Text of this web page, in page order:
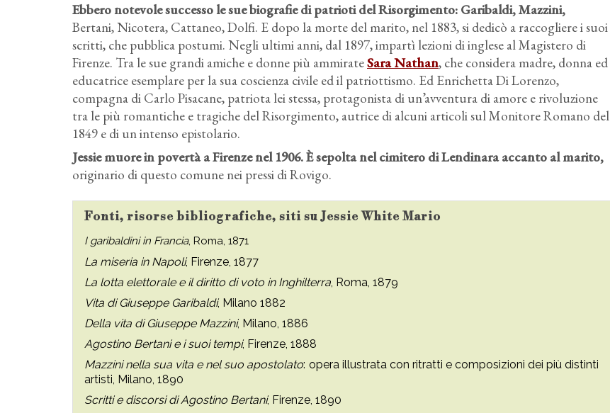
Ebbero notevole successo le sue biografie di patrioti del Risorgimento: Garibaldi, Mazzini,
Bertani, Nicotera, Cattaneo, Dolfi. E dopo la morte del marito, nel 1883, si dedicò a raccogliere i suoi
scritti, che pubblica postumi. Negli ultimi anni, dal 1897, impartì lezioni di inglese al Magistero di
Firenze. Tra le sue grandi amiche e donne più ammirateSara Nathan, che considera madre, donna ed
educatrice esemplare per la sua coscienza civile ed il patriottismo. Ed Enrichetta Di Lorenzo,
compagna di Carlo Pisacane, patriota lei stessa, protagonista di un’avventura di amore e rivoluzione
tra le più romantiche e tragiche del Risorgimento, autrice di alcuni articoli sul Monitore Romano del
1849 e di un intenso epistolario.
Jessie muore in povertà a Firenze nel 1906. È sepolta nel cimitero di Lendinara accanto al marito,
originario di questo comune nei pressi di Rovigo.
Fonti, risorse bibliografiche, siti su Jessie White Mario
I garibaldini in Francia, Roma, 1871
La miseria in Napoli, Firenze, 1877
La lotta elettorale e il diritto di voto in Inghilterra, Roma, 1879
Vita di Giuseppe Garibaldi, Milano 1882
Della vita di Giuseppe Mazzini, Milano, 1886
Agostino Bertani e i suoi tempi, Firenze, 1888
Mazzini nella sua vita e nel suo apostolato: opera illustrata con ritratti e composizioni dei più distinti
artisti, Milano, 1890
Scritti e discorsi di Agostino Bertani, Firenze, 1890